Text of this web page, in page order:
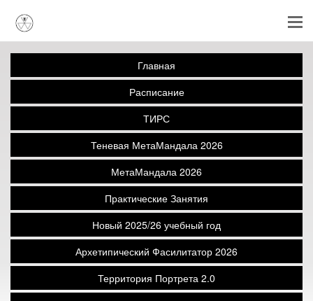
Главная
Расписание
ТИРС
Теневая МетаМандала 2026
МетаМандала 2026
Практические Занятия
Новый 2025/26 учебный год
Архетипический Фасилитатор 2026
Территория Портрета 2.0